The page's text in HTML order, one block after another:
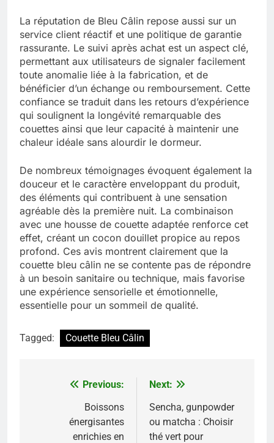
La réputation de Bleu Câlin repose aussi sur un
service client réactif et une politique de garantie
rassurante. Le suivi après achat est un aspect clé,
permettant aux utilisateurs de signaler facilement
toute anomalie liée à la fabrication, et de
bénéficier d’un échange ou remboursement. Cette
confiance se traduit dans les retours d’expérience
qui soulignent la longévité remarquable des
couettes ainsi que leur capacité à maintenir une
chaleur idéale sans alourdir le dormeur.
De nombreux témoignages évoquent également la
douceur et le caractère enveloppant du produit,
des éléments qui contribuent à une sensation
agréable dès la première nuit. La combinaison
avec une housse de couette adaptée renforce cet
effet, créant un cocon douillet propice au repos
profond. Ces avis montrent clairement que la
couette bleu câlin ne se contente pas de répondre
à un besoin sanitaire ou technique, mais favorise
une expérience sensorielle et émotionnelle,
essentielle pour un sommeil de qualité.
Tagged: Couette Bleu Câlin
Navigation
l’article
Previous:
Boissons
énergisantes
enrichies en
Next:
Sencha, gunpowder
ou matcha : Choisir
thé vert pour